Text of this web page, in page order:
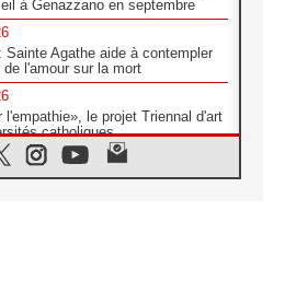
à Genazzano en septembre
Sainte Agathe aide à contempler
de l'amour sur la mort
l'empathie», le projet Triennal d'art
catholiques
donner la parole aux religieuses